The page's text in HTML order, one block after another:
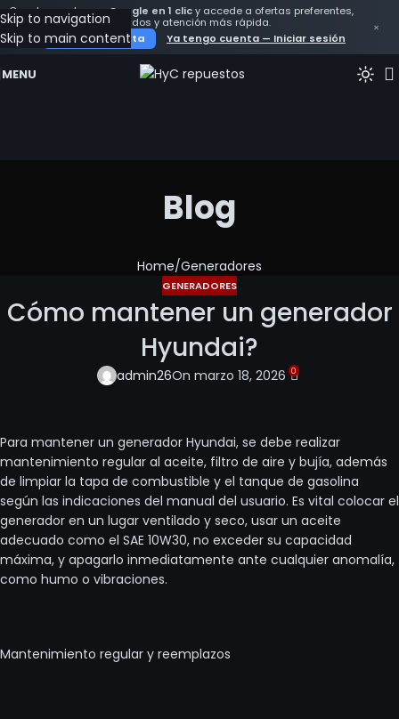
Crea tu cuenta con Google en 1 clicy accede a ofertas preferentes,
seguimiento de tus pedidos y atención más rápida.
Crear mi cuenta
Ya tengo cuenta — Iniciar sesión
×
Skip to navigation
Skip to main content
MENU
Blog
Home Generadores
GENERADORES
Cómo mantener un generador
Hyundai?
admin26On marzo 18, 2026 0
Para mantener un generador Hyundai, se debe realizar
mantenimiento regular al aceite, filtro de aire y bujía, además
de limpiar la tapa de combustible y el tanque de gasolina
según las indicaciones del manual del usuario. Es vital colocar el
generador en un lugar ventilado y seco, usar un aceite
adecuado como el SAE 10W30, no exceder su capacidad
máxima, y apagarlo inmediatamente ante cualquier anomalía,
como humo o vibraciones.
Mantenimiento regular y reemplazos